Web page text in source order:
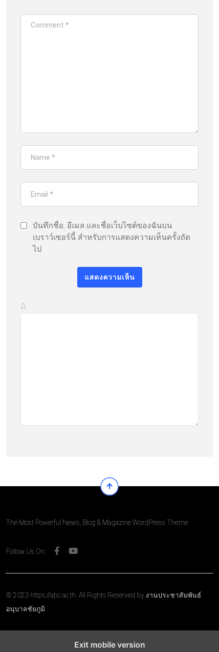
บันทึกชื่อ, อีเมล และชื่อเว็บไซต์ของฉันบน
เบราว์เซอร์นี้ สำหรับการแสดงความเห็นครั้งถัด
ไป
Δ
The Most Powerful News, Blog & Magazine WordPress Theme
Follow Us On:
© 2023 https://abc.ac.th. All Rights Reserved by งานประชาสัมพันธ์
อนุบาลชัยภูมิ
Exit mobile version